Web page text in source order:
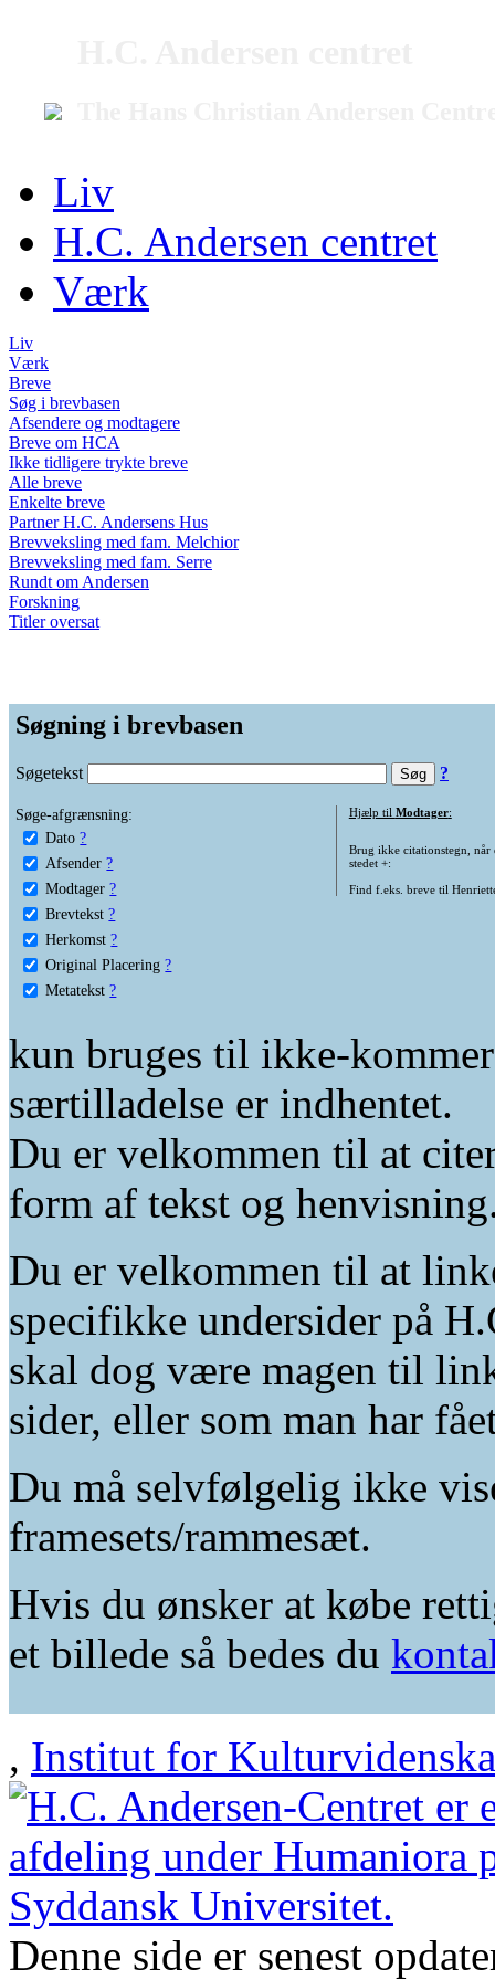
Liv
H.C. Andersen centret
Værk
Liv
Værk
Breve
Søg i brevbasen
Afsendere og modtagere
Breve om HCA
Ikke tidligere trykte breve
Alle breve
Enkelte breve
Partner H.C. Andersens Hus
Brevveksling med fam. Melchior
Brevveksling med fam. Serre
Rundt om Andersen
Forskning
Titler oversat
Søgning i brevbasen
Søgetekst ?
Søge-afgrænsning:
Dato ?
Afsender ?
Modtager ?
Brevtekst ?
Herkomst ?
Original Placering ?
Metatekst ?
Hjælp til Modtager:
Brug ikke citationstegn, når
stedet +:
Find f.eks. breve til
kun bruges til ikke-
særtilladelse er indhentet.
Du er velkommen til at
form af tekst og
Du er velkommen til at
specifikke undersider på
skal dog være magen til
sider, eller som man har
Du må selvfølgelig ikke
framesets/rammesæt.
Hvis du ønsker at købe
et billede så bedes du
, Institut for
Denne side er senest